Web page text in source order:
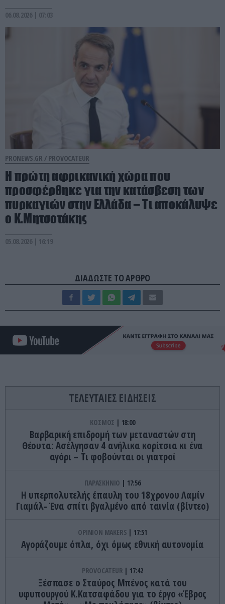
06.08.2026 | 07:03
PRONEWS.GR / PROVOCATEUR
Η πρώτη αφρικανική χώρα που
προσφέρθηκε για την κατάσβεση των
πυρκαγιών στην Ελλάδα – Τι αποκάλυψε
ο Κ.Μητσοτάκης
05.08.2026 | 16:19
ΔΙΑΔΩΣΤΕ ΤΟ ΑΡΘΡΟ
ΤΕΛΕΥΤΑΙΕΣ ΕΙΔΗΣΕΙΣ
ΚΟΣΜΟΣ 18:00
Βαρβαρική επιδρομή των μεταναστών στη
Θέουτα: Ασέλγησαν 4 ανήλικα κορίτσια κι ένα
αγόρι – Τι φοβούνται οι γιατροί
ΠΑΡΑΣΚΗΝΙΟ 17:56
Η υπερπολυτελής έπαυλη του 18χρονου Λαμίν
Γιαμάλ- Ένα σπίτι βγαλμένο από ταινία (βίντεο)
OPINION MAKERS 17:51
Αγοράζουμε όπλα, όχι όμως εθνική αυτονομία
PROVOCATEUR 17:42
Ξέσπασε ο Σταύρος Μπένος κατά του
υφυπουργού Κ.Κατσαφάδου για το έργο «Έβρος